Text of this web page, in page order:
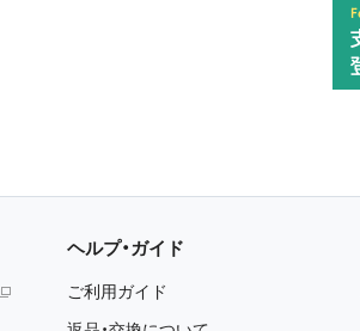
ヘルプ・ガイド
ご利用ガイド